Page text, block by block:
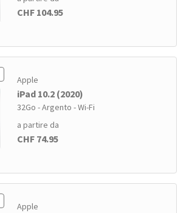
CHF 104.95
Apple
iPad 10.2 (2020)
32Go - Argento - Wi-Fi
a partire da
CHF 74.95
Apple